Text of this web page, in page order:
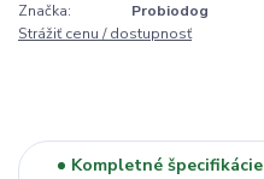
Značka:
Probiodog
Strážiť cenu / dostupnosť
Kompletné špecifikácie